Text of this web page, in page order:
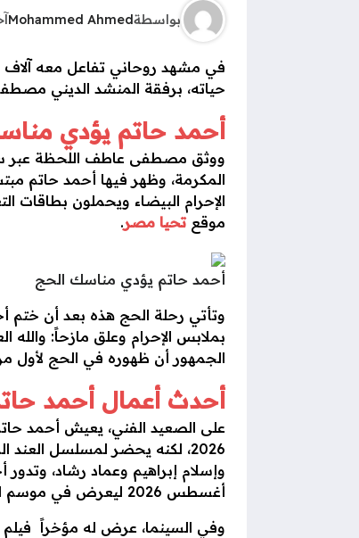
بواسطةMohammed Ahmed
في مشهد روحاني تفاعل معه آلاف
حياته، برفقة المنشد الديني
أحمد حاتم يؤدي
ووثق مصطفى عاطف اللحظة عبر
المكرمة، وظهر فيها أحمد حاتم
الإحرام البيضاء ويحملون بطاقات
موقعتحيا مصر.
أحمد حاتم يؤدي مناسك الحج
الجمهور أن ظهوره في الحج لأول
أحدث أعمال أحمد حاتم
وإسلام إبراهيم وعماد رشاد،
أغسطس 2026 ليعرض في موسم الأوف سيزون.
وفي السينما، عرض له مؤخراً